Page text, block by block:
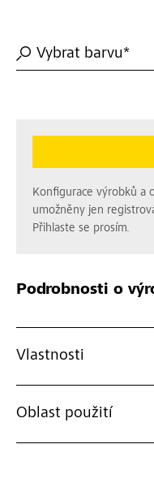
Vybrat barvu*
Konfigurace výrobků a
umožněny jen
Přihlaste se prosím.
Podrobnosti o
Vlastnosti
Oblast použití